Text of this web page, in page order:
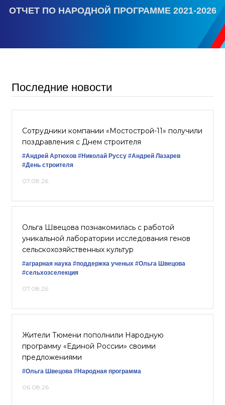
ОТЧЕТ ПО НАРОДНОЙ ПРОГРАММЕ 2021-2026
Последние новости
Сотрудники компании «Мостострой-11» получили
поздравления с Днем строителя
#Андрей Артюхов #Николай Руссу #Андрей Лазарев
#День строителя
07.08.26
Ольга Швецова познакомилась с работой
уникальной лаборатории исследования генов
сельскохозяйственных культур
#аграрная наука #поддержка ученых #Ольга Швецова
#сельхозселекция
07.08.26
Жители Тюмени пополнили Народную
программу «Единой России» своими
предложениями
#Ольга Швецова #Народная программа
06.08.26